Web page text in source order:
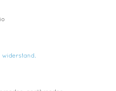
widerstand.